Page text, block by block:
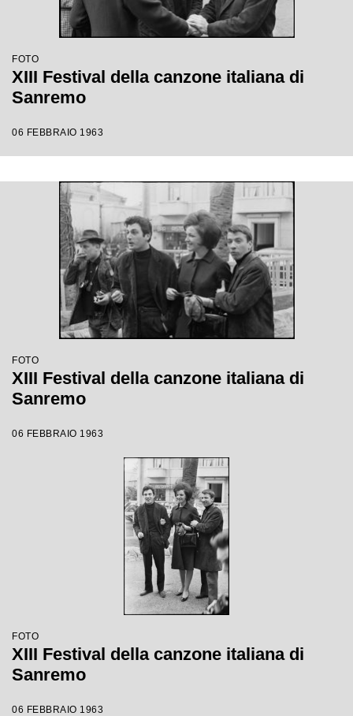
FOTO
XIII Festival della canzone italiana di
Sanremo
06 FEBBRAIO 1963
FOTO
XIII Festival della canzone italiana di
Sanremo
06 FEBBRAIO 1963
FOTO
XIII Festival della canzone italiana di
Sanremo
06 FEBBRAIO 1963